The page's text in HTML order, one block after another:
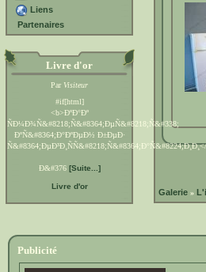
Liens
Partenaires
Livre d'or
Par Visiteur
#if[html]
<b>ÐºÐ°Ðº
ÑÐ¼Ð¾Ñ&#8218;Ñ&#8364;ÐµÑ&#8218;Ñ&#338;
ÐºÑ&#8364;Ð°ÐºÐµÐ½ Ð±ÐµÐ·
Ð&#376 [Suite...]
Livre d'or
Galerie »
Publicité